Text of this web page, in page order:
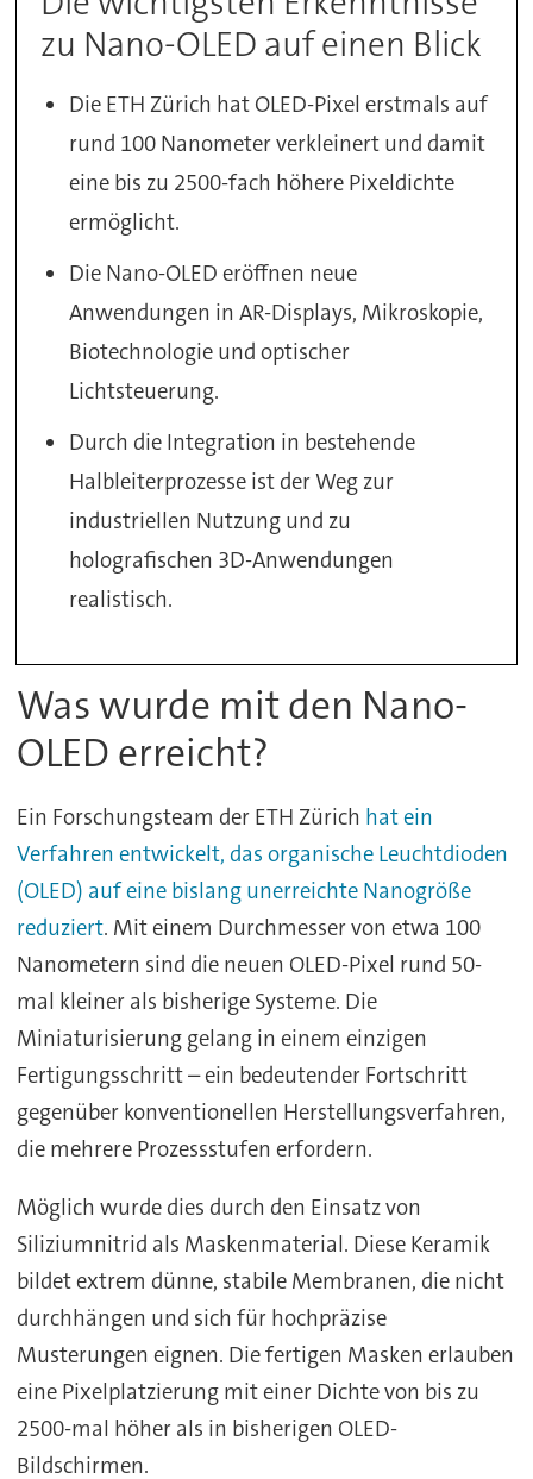
zu Nano-OLED auf einen Blick
Die ETH Zürich hat OLED-Pixel erstmals auf
rund 100 Nanometer verkleinert und damit
eine bis zu 2500-fach höhere Pixeldichte
ermöglicht.
Die Nano-OLED eröffnen neue
Anwendungen in AR-Displays, Mikroskopie,
Biotechnologie und optischer
Lichtsteuerung.
Durch die Integration in bestehende
Halbleiterprozesse ist der Weg zur
industriellen Nutzung und zu
holografischen 3D-Anwendungen
realistisch.
Was wurde mit den Nano-
OLED erreicht?
Ein Forschungsteam der ETH Zürich hat ein
Verfahren entwickelt, das organische Leuchtdioden
(OLED) auf eine bislang unerreichte Nanogröße
reduziert. Mit einem Durchmesser von etwa 100
Nanometern sind die neuen OLED-Pixel rund 50-
mal kleiner als bisherige Systeme. Die
Miniaturisierung gelang in einem einzigen
Fertigungsschritt – ein bedeutender Fortschritt
gegenüber konventionellen Herstellungsverfahren,
die mehrere Prozessstufen erfordern.
Möglich wurde dies durch den Einsatz von
Siliziumnitrid als Maskenmaterial. Diese Keramik
bildet extrem dünne, stabile Membranen, die nicht
durchhängen und sich für hochpräzise
Musterungen eignen. Die fertigen Masken erlauben
eine Pixelplatzierung mit einer Dichte von bis zu
2500-mal höher als in bisherigen OLED-
Bildschirmen.